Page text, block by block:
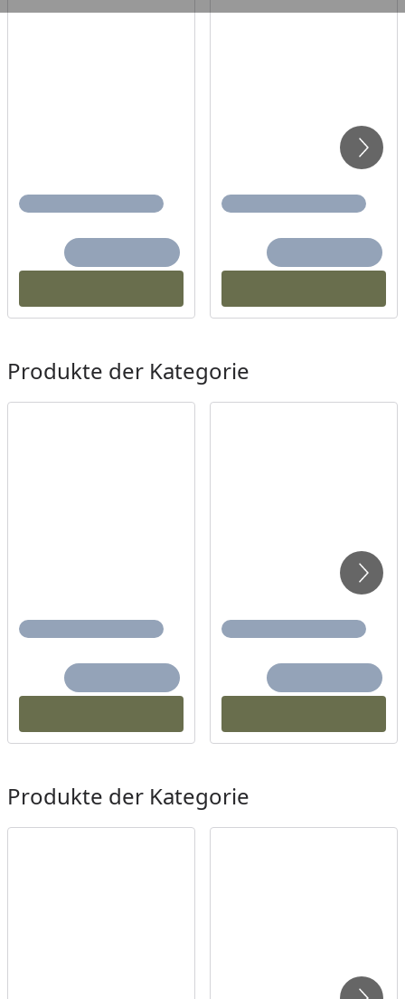
Produkte der Kategorie
Produkte der Kategorie